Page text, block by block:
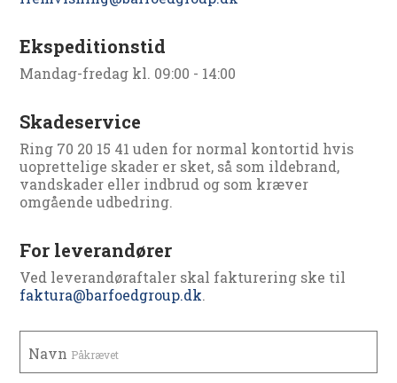
Ekspeditionstid
Mandag-fredag kl. 09:00 - 14:00
Skadeservice
Ring 70 20 15 41 uden for normal kontortid hvis
uoprettelige skader er sket, så som ildebrand,
vandskader eller indbrud og som kræver
omgående udbedring.
For leverandører
Ved leverandøraftaler skal fakturering ske til
faktura@barfoedgroup.dk.
Navn Påkrævet